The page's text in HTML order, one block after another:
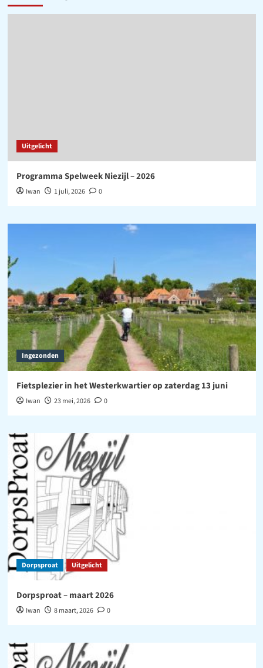
Uitgelicht
Programma Spelweek Niezijl – 2026
Iwan 1 juli, 2026 0
Ingezonden
Fietsplezier in het Westerkwartier op zaterdag 13 juni
Iwan 23 mei, 2026 0
Dorpsproat Uitgelicht
Dorpsproat – maart 2026
Iwan 8 maart, 2026 0